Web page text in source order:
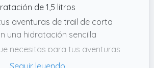
de 1,5 litros
aventuras de trail de corta
una hidratación sencilla
necesitas para tus aventuras
al alcance de la mano, con